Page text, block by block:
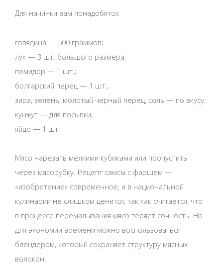
Для начинки вам понадобятся:
говядина — 500 граммов;
лук — 3 шт. большого размера;
помидор — 1 шт.;
болгарский перец — 1 шт.;
зира, зелень, молотый черный перец, соль — по вкусу;
кунжут — для посыпки;
яйцо — 1 шт.
Мясо нарезать мелкими кубиками или пропустить
через мясорубку. Рецепт самсы с фаршем —
«изобретение» современное, и в национальной
кулинарии не слишком ценится, так как считается, что
в процессе перемалывания мясо теряет сочность. Но
для экономии времени можно воспользоваться
блендером, который сохраняет структуру мясных
волокон.